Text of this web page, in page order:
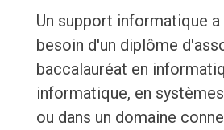
Un support informatique
besoin d'un diplôme
baccalauréat en
informatique, en
ou dans un domaine